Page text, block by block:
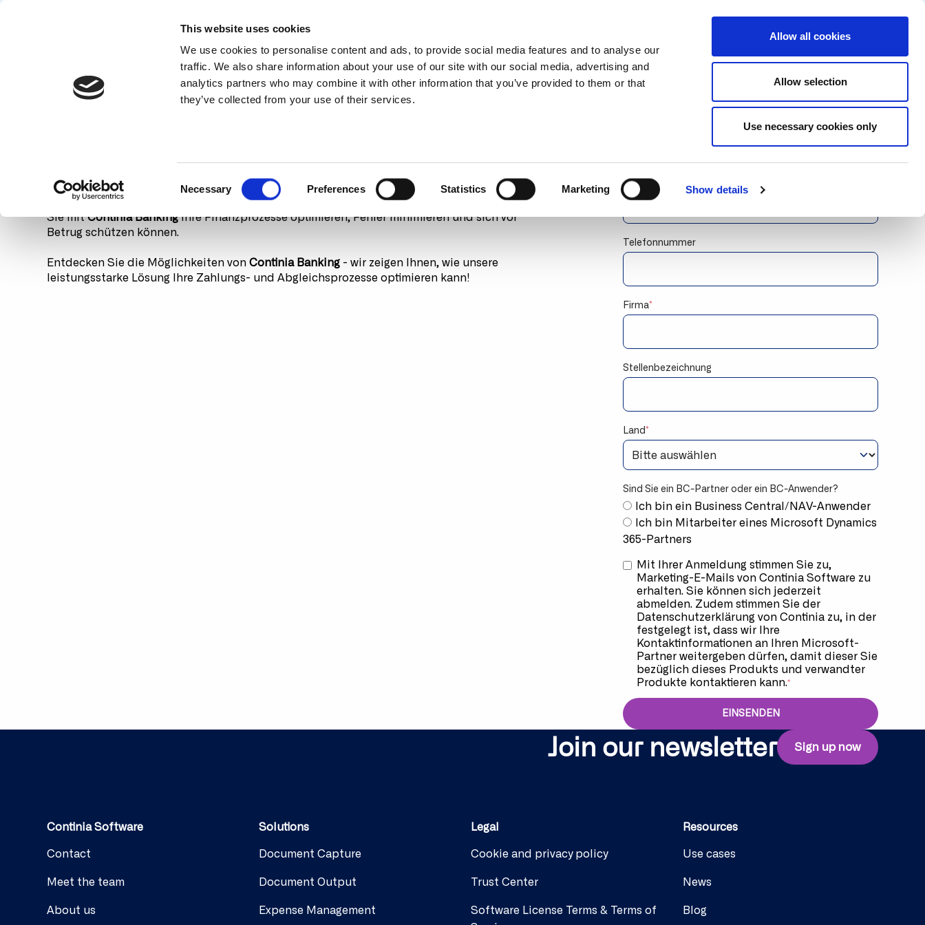
This website uses cookies
We use cookies to personalise content and ads, to provide social media features and to analyse our
traffic. We also share information about your use of our site with our social media, advertising and
analytics partners who may combine it with other information that you’ve provided to them or that
they’ve collected from your use of their services.
n
t
Necessary Preferences Statistics Marketing Show details
Allow all cookies
Allow selection
Use necessary cookies only
Solutions Use cases Why Continia? Get a free trial
Continia Banking Webinar DACH
Im Webinar lernen Sie das Add-on Continia Banking
August 05 2026 11:00 - 12:00(Local time: August 5, 2026, 09:00 AM - 10:00 AM
UTC)
Sind Ihre Zahlungsprozesse bereit für ein Update? In diesem Webinar erfahren Sie, wie
Sie mitContinia BankingIhre Finanzprozesse optimieren, Fehler minimieren und sich vor
Betrug schützen können.
Entdecken Sie die Möglichkeiten von Continia Banking - wir zeigen Ihnen, wie unsere
leistungsstarke Lösung Ihre Zahlungs- und Abgleichsprozesse optimieren kann!
Vorname
E-Mail*
Telefonnummer
Firma*
Stellenbezeichnung
Land*
Sind Sie ein BC-Partner oder ein BC-Anwender?
Ich bin ein Business Central/NAV-Anwender
Ich bin Mitarbeiter eines Microsoft Dynamics
365-Partners
Mit Ihrer Anmeldung stimmen Sie zu,
Marketing-E-Mails von Continia Software zu
erhalten. Sie können sich jederzeit
abmelden. Zudem stimmen Sie der
Datenschutzerklärung von Continia zu, in der
festgelegt ist, dass wir Ihre
Kontaktinformationen an Ihren Microsoft-
Partner weitergeben dürfen, damit dieser Sie
bezüglich dieses Produkts und verwandter
Produkte kontaktieren kann.*
Join our newsletter Sign up now
Continia Software
Contact
Meet the team
About us
Solutions
Document Capture
Document Output
Expense Management
Legal
Cookie and privacy policy
Trust Center
Software License Terms & Terms of
Resources
Use cases
News
Blog